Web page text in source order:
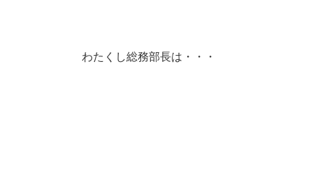
わたくし総務部長は・・・